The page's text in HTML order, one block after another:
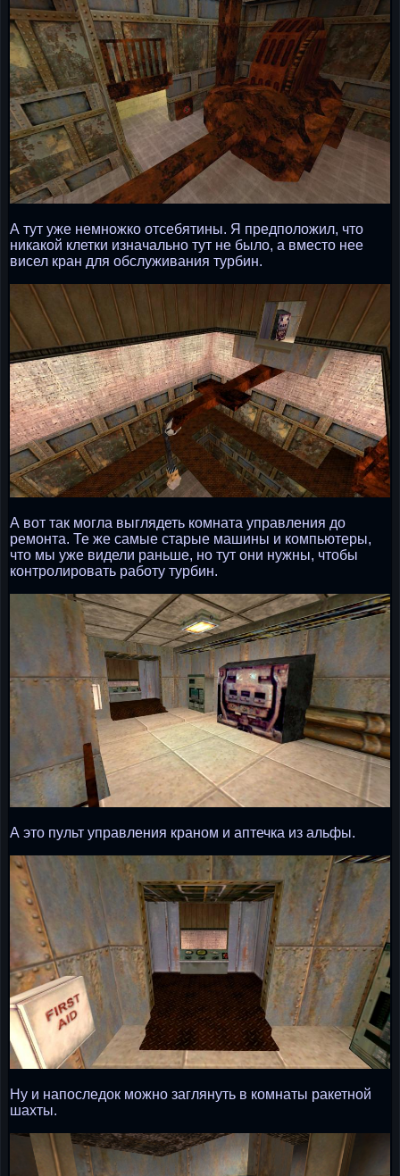
А тут уже немножко отсебятины. Я предположил, что
никакой клетки изначально тут не было, а вместо нее
висел кран для обслуживания турбин.
А вот так могла выглядеть комната управления до
ремонта. Те же самые старые машины и компьютеры,
что мы уже видели раньше, но тут они нужны, чтобы
контролировать работу турбин.
А это пульт управления краном и аптечка из альфы.
Ну и напоследок можно заглянуть в комнаты ракетной
шахты.